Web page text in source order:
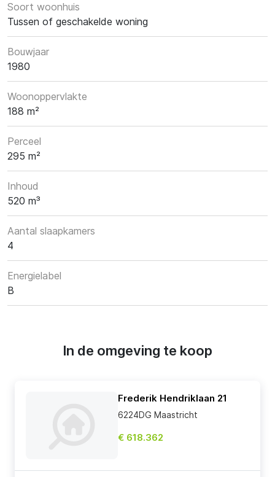
Soort woonhuis
Tussen of geschakelde woning
Bouwjaar
1980
Woonoppervlakte
188 m²
Perceel
295 m²
Inhoud
520 m³
Aantal slaapkamers
4
Energielabel
B
In de omgeving te koop
Frederik Hendriklaan 21
6224DG Maastricht
€ 618.362